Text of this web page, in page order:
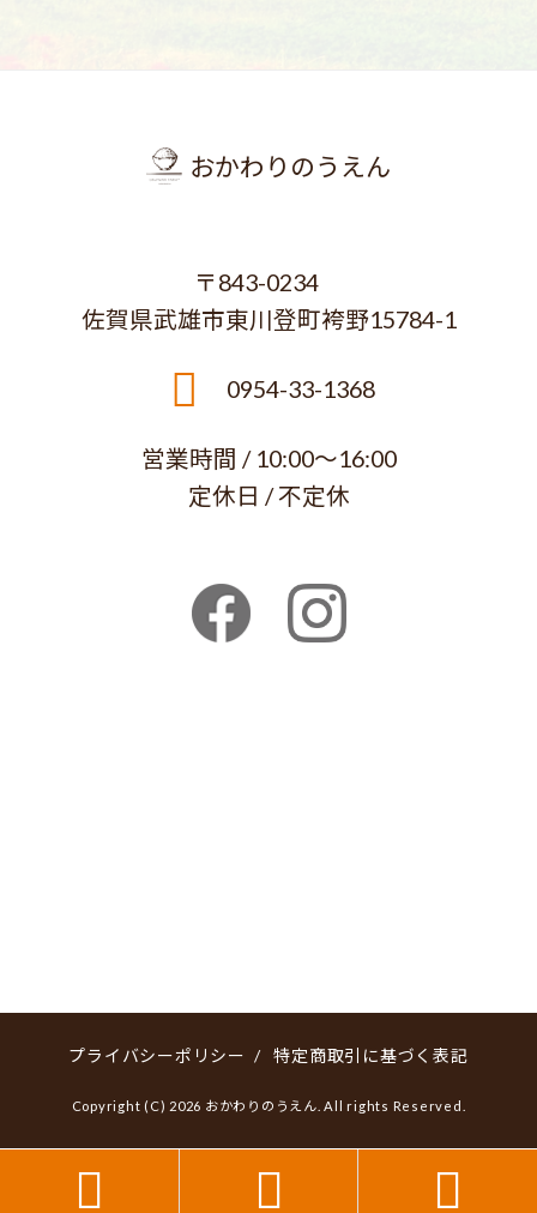
おかわりのうえん
〒843-0234
佐賀県武雄市東川登町袴野15784-1
0954-33-1368
営業時間 / 10:00～16:00
定休日 / 不定休
プライバシーポリシー / 特定商取引に基づく表記
Copyright (C) 2026 おかわりのうえん. All rights Reserved.
  